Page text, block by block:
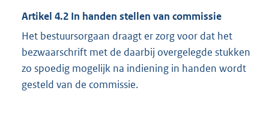
Artikel 4.2 In handen stellen van commissie
Het bestuursorgaan draagt er zorg voor dat het
bezwaarschrift met de daarbij overgelegde stukken
zo spoedig mogelijk na indiening in handen wordt
gesteld van de commissie.